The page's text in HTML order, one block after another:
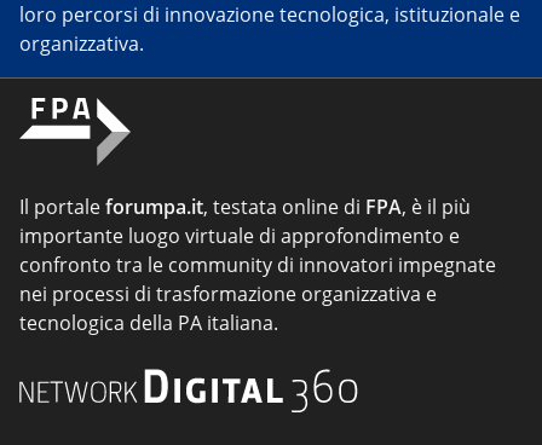
loro percorsi di innovazione tecnologica, istituzionale e
organizzativa.
Il portaleforumpa.it, testata online di FPA, è il più
importante luogo virtuale di approfondimento e
confronto tra le community di innovatori impegnate
nei processi di trasformazione organizzativa e
tecnologica della PA italiana.